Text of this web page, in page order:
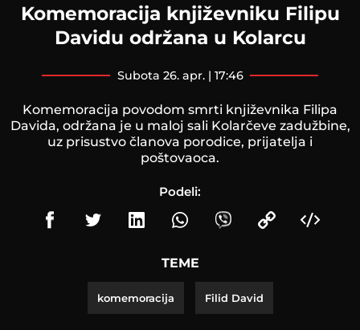
Komemoracija književniku Filipu
Davidu održana u Kolarcu
subota 26. apr. | 17:46
Komemoracija povodom smrti književnika Filipa
Davida, održana je u maloj sali Kolarčeve zadužbine,
uz prisustvo članova porodice, prijatelja i
poštovaoca.
Podeli:
TEME
komemoracija Filid David